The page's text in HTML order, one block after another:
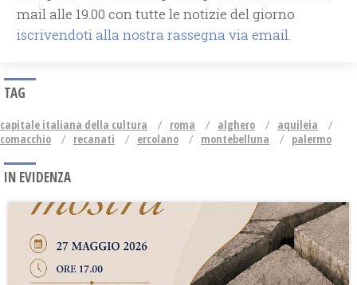
mail alle 19.00 con tutte le notizie del giorno
iscrivendoti alla nostra rassegna via email.
TAG
capitale italiana della cultura roma alghero
aquileia
comacchio
recanati ercolano montebelluna palermo
IN EVIDENZA